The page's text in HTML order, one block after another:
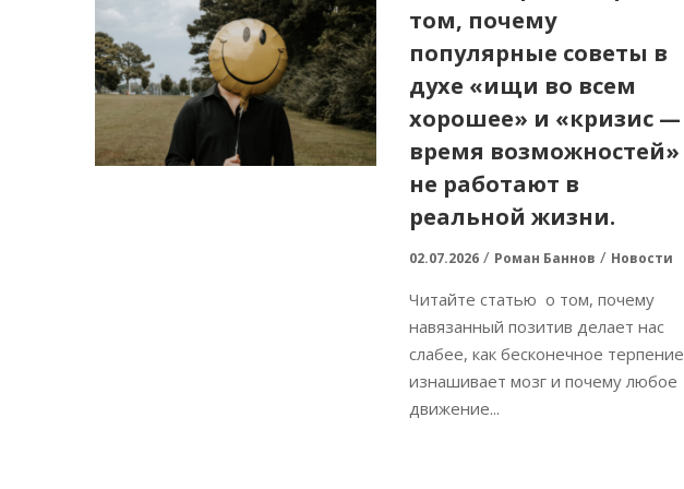
том, почему
популярные советы в
духе «ищи во всем
хорошее» и «кризис —
время возможностей»
не работают в
реальной жизни.
02.07.2026 Роман Баннов Новости
Читайте статью о том, почему
навязанный позитив делает нас
слабее, как бесконечное терпение
изнашивает мозг и почему любое
движение...